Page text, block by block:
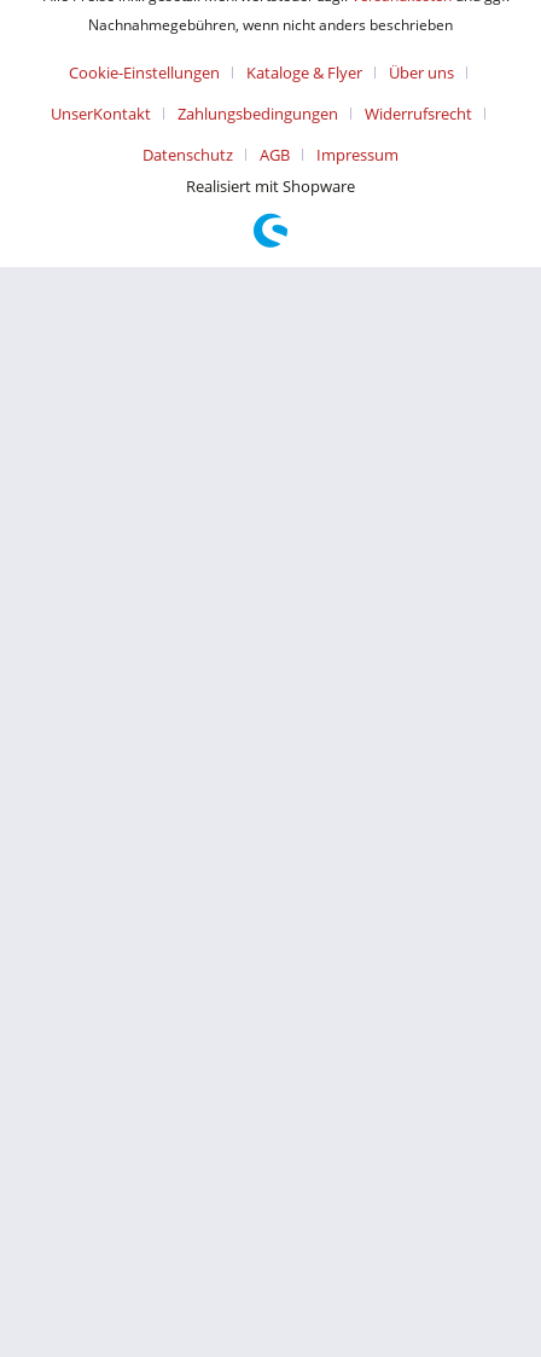
Nachnahmegebühren, wenn nicht anders beschrieben
Cookie-Einstellungen Kataloge & Flyer
Über uns
UnserKontakt
Zahlungsbedingungen
Widerrufsrecht
Datenschutz
AGB
Impressum
Realisiert mit Shopware